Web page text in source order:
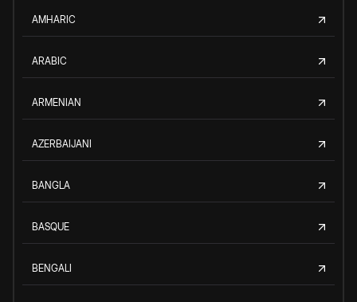
AMHARIC
ARABIC
ARMENIAN
AZERBAIJANI
BANGLA
BASQUE
BENGALI